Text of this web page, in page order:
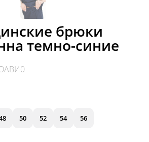
брюки
темно-синие
50 52 54 56